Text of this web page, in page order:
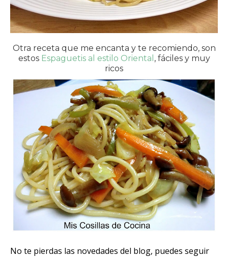
Otra receta que me encanta y te recomiendo, son
estos Espaguetis al estilo Oriental , fáciles y muy
ricos
No te pierdas las novedades del blog, puedes seguir